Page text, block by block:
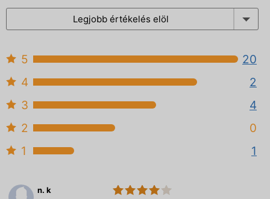
Legjobb értékelés elöl
5
20
4
2
3
4
2
0
1
1
n. k
4.0